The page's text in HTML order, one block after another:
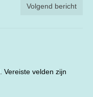
Volgend bericht
Vereiste velden zijn